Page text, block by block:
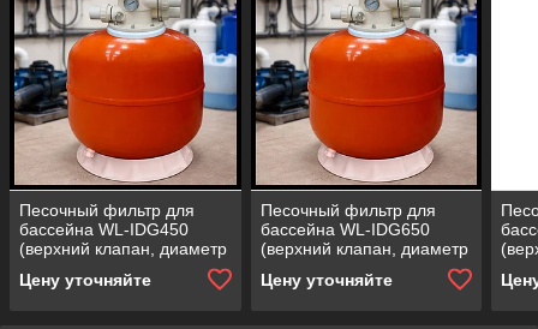
Песочный фильтр для
бассейна WL-IDG450
(верхний клапан, диаметр
производительность = 8
Цену уточняйте
Песочный фильтр для
бассейна WL-IDG650
(верхний клапан, диаметр
производительность = 15
Цену уточняйте